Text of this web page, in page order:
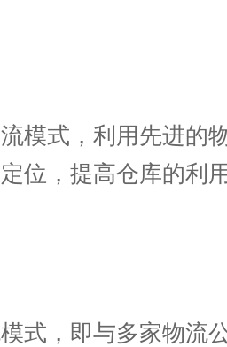
式，利用先进的
位，提高仓库的利
，即与多家物流